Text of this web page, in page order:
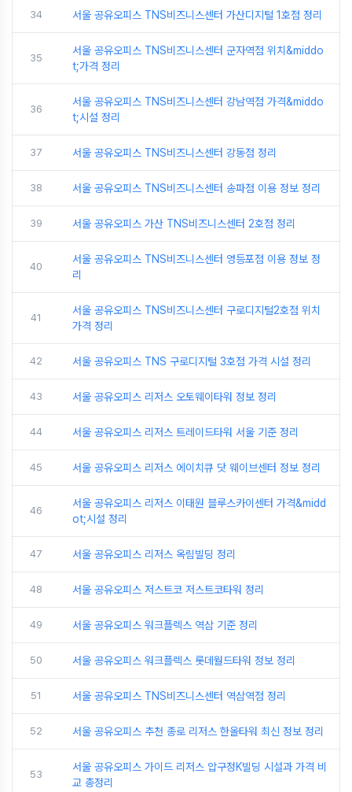
34 서울 공유오피스 TNS비즈니스센터 가산디지털 1호점 정리
35
서울 공유오피스 TNS비즈니스센터 군자역점 위치&middo
t;가격 정리
36
서울 공유오피스 TNS비즈니스센터 강남역점 가격&middo
t;시설 정리
37 서울 공유오피스 TNS비즈니스센터 강동점 정리
38 서울 공유오피스 TNS비즈니스센터 송파점 이용 정보 정리
39 서울 공유오피스 가산 TNS비즈니스센터 2호점 정리
40
서울 공유오피스 TNS비즈니스센터 영등포점 이용 정보 정
리
41
서울 공유오피스 TNS비즈니스센터 구로디지털2호점 위치
가격 정리
42 서울 공유오피스 TNS 구로디지털 3호점 가격 시설 정리
43 서울 공유오피스 리저스 오토웨이타워 정보 정리
44 서울 공유오피스 리저스 트레이드타워 서울 기준 정리
45 서울 공유오피스 리저스 에이치큐 닷 웨이브센터 정보 정리
46
서울 공유오피스 리저스 이태원 블루스카이센터 가격&midd
ot;시설 정리
47 서울 공유오피스 리저스 옥림빌딩 정리
48 서울 공유오피스 저스트코 저스트코타워 정리
49 서울 공유오피스 워크플렉스 역삼 기준 정리
50 서울 공유오피스 워크플렉스 롯데월드타워 정보 정리
51 서울 공유오피스 TNS비즈니스센터 역삼역점 정리
52 서울 공유오피스 추천 종로 리저스 한올타워 최신 정보 정리
53
서울 공유오피스 가이드 리저스 압구정K빌딩 시설과 가격 비
교 총정리